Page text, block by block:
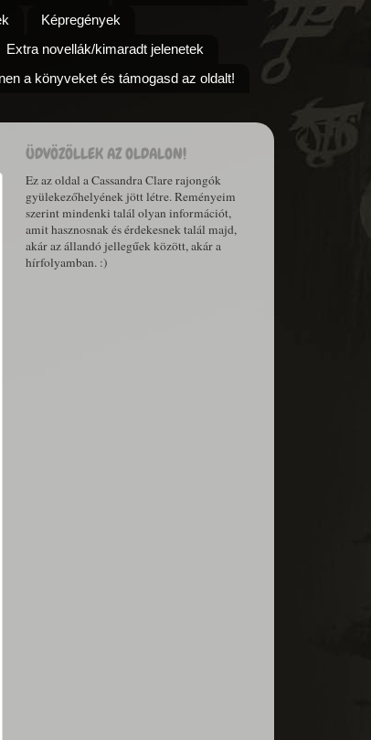
Képregények
Extra novellák/kimaradt jelenetek
a könyveket és támogasd az oldalt!
ÜDVÖZÖLLEK AZ OLDALON!
Ez az oldal a Cassandra Clare rajongók
gyülekezőhelyének jött létre. Reményeim
szerint mindenki talál olyan információt,
amit hasznosnak és érdekesnek talál majd,
akár az állandó jellegűek között, akár a
hírfolyamban. :)